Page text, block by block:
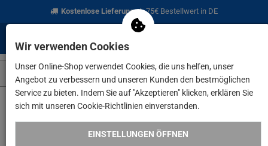
Kostenlose Lieferungab 75€ Bestellwert in DE
Wir verwenden Cookies
Unser Online-Shop verwendet Cookies, die uns helfen, unser
Angebot zu verbessern und unseren Kunden den bestmöglichen
Service zu bieten. Indem Sie auf "Akzeptieren" klicken, erklären Sie
sich mit unseren Cookie-Richtlinien einverstanden.
EINSTELLUNGEN ÖFFNEN